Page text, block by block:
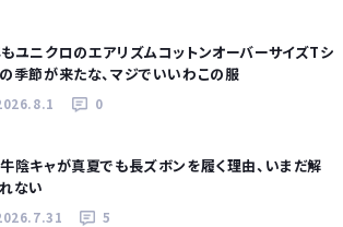
ユニクロのエアリズムコットンオーバーサイズTシ
季節が来たな、マジでいいわこの服
0
陰キャが真夏でも長ズボンを履く理由、いまだ解
ない
5